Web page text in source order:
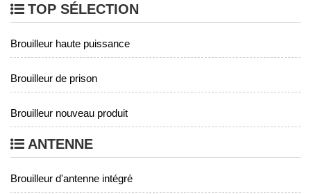
TOP SÉLECTION
Brouilleur haute puissance
Brouilleur de prison
Brouilleur nouveau produit
ANTENNE
Brouilleur d'antenne intégré